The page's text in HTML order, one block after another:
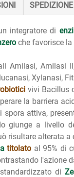
SPEDIZIONE
integratore di
che favorisce la
Amilasi, Amilasi
Xylanasi,
vivi Bacillus
la barriera
spora attiva,
giunge a livello
risultare alterata
titolato al 95% di
l'azione
di